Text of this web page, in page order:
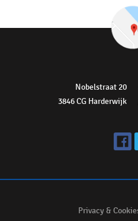
Nobelstraat 20
3846 CG Harderwijk
Privacy &